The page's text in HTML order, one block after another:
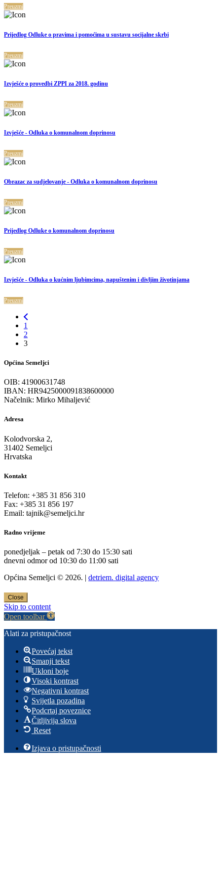
Preuzmi
Prijedlog Odluke o pravima i pomoćima u sustavu socijalne skrbi
Preuzmi
Izvješće o provedbi ZPPI za 2018. godinu
Preuzmi
Izvješće - Odluka o komunalnom doprinosu
Preuzmi
Obrazac za sudjelovanje - Odluka o komunalnom doprinosu
Preuzmi
Prijedlog Odluke o komunalnom doprinosu
Preuzmi
Izvješće - Odluka o kućnim ljubimcima, napuštenim i divljim životinjama
Preuzmi
1
2
3
Općina Semeljci
OIB: 41900631748
IBAN: HR9425000091838600000
Načelnik: Mirko Mihaljević
Adresa
Kolodvorska 2,
31402 Semeljci
Hrvatska
Kontakt
Telefon: +385 31 856 310
Fax: +385 31 856 197
Email: tajnik@semeljci.hr
Radno vrijeme
ponedjeljak – petak od 7:30 do 15:30 sati
dnevni odmor od 10:30 do 11:00 sati
Općina Semeljci © 2026. | detriem. digital agency
Close
Skip to content
Open toolbar
Alati za pristupačnost
Povećaj tekst
Smanji tekst
Ukloni boje
Visoki kontrast
Negativni kontrast
Svijetla pozadina
Podcrtaj poveznice
Čitljivija slova
Reset
Izjava o pristupačnosti